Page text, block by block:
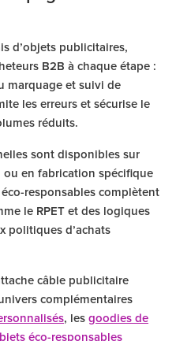
d’objets publicitaires,
B2B à chaque étape :
marquage et suivi de
les erreurs et sécurise le
réduits.
sont disponibles sur
en fabrication spécifique
responsables complètent
le RPET et des logiques
politiques d’achats
câble publicitaire
complémentaires
, les goodies de
éco-responsables